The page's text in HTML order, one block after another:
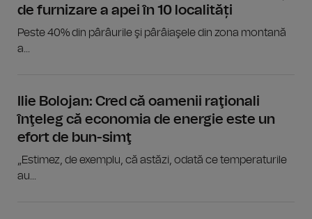
de furnizare a apei în 10 localități
Peste 40% din pârâurile şi pârâiaşele din zona montană
a...
Ilie Bolojan: Cred că oamenii raţionali
înţeleg că economia de energie este un
efort de bun-simţ
„Estimez, de exemplu, că astăzi, odată ce temperaturile
au...